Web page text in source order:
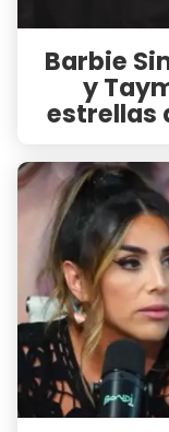
Barbie
y
estrellas